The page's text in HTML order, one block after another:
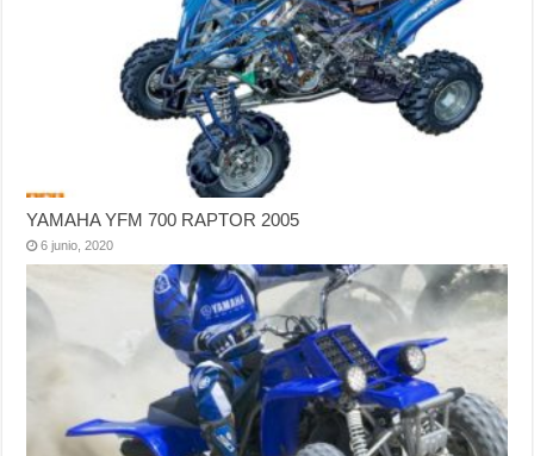
YAMAHA YFM 700 RAPTOR 2005
6 junio, 2020